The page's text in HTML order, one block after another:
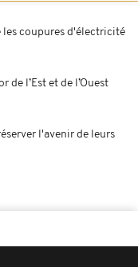
les coupures d'électricité
de l’Est et de l’Ouest
l'avenir de leurs